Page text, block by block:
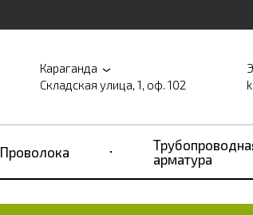
Караганда
Складская улица, 1, оф. 102
Проволока
арматура